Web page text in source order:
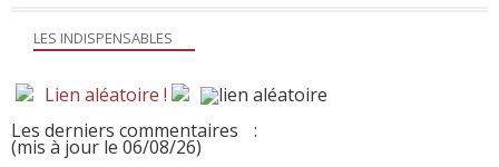
LES INDISPENSABLES
Lien aléatoire !
Les derniers commentaires
:
(mis à jour le 06/08/26)